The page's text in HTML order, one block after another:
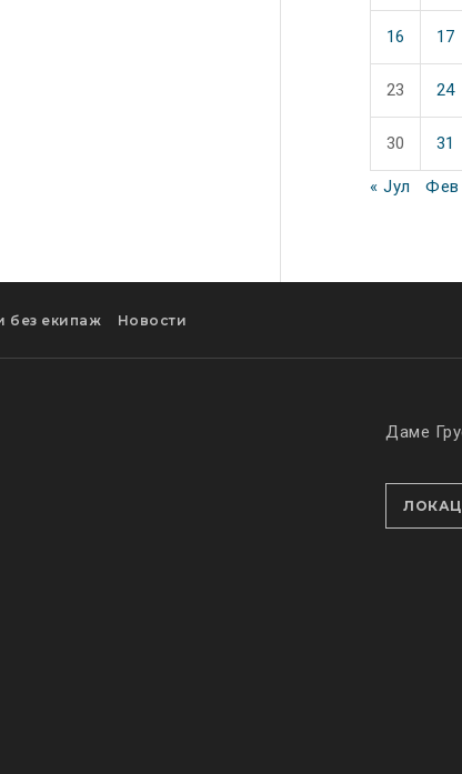
16 17
23 24
30 31
« Јул Фев
без екипаж Новости
Даме